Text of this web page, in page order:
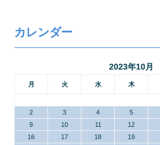
カレンダー
2023年10月
月 火 水 木
2
3 4 5
9
10 11 12
16
17 18 19